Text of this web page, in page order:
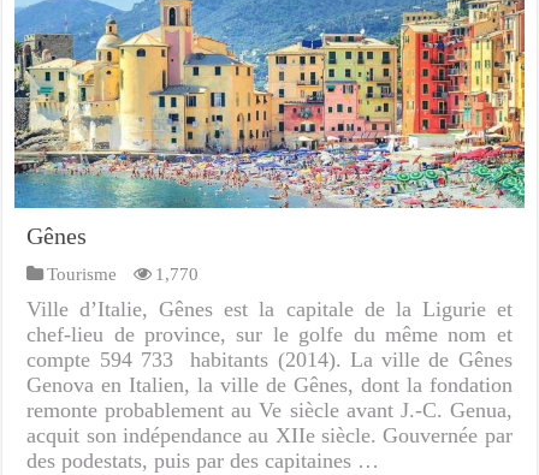
Gênes
Tourisme 1,770
Ville d’Italie, Gênes est la capitale de la Ligurie et
chef-lieu de province, sur le golfe du même nom et
compte 594 733 habitants (2014). La ville de Gênes
Genova en Italien, la ville de Gênes, dont la fondation
remonte probablement au Ve siècle avant J.-C. Genua,
acquit son indépendance au XIIe siècle. Gouvernée par
des podestats, puis par des capitaines …